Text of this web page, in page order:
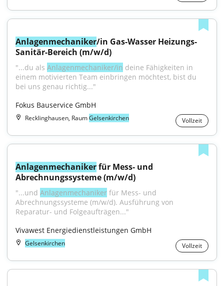
Anlagenmechaniker/in Gas-Wasser Heizungs-
Sanitär-Bereich (m/w/d)
"...du als Anlagenmechaniker/in deine Fähigkeiten in
einem motivierten Team einbringen möchtest, bist du
bei uns genau richtig..."
Fokus Bauservice GmbH
Recklinghausen, RaumGelsenkirchen Vollzeit
Anlagenmechaniker für Mess- und
Abrechnungssysteme (m/w/d)
"...und Anlagenmechaniker für Mess- und
Abrechnungssysteme (m/w/d). Ausführung von
Reparatur- und Folgeaufträgen..."
Vivawest Energiedienstleistungen GmbH
Gelsenkirchen Vollzeit